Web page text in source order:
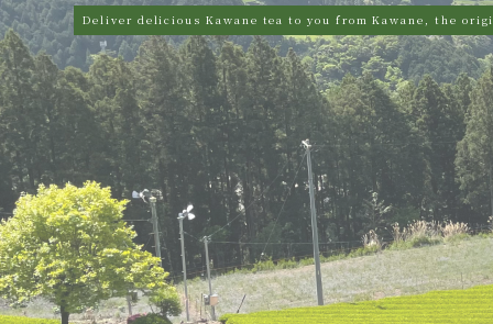
Deliver delicious Kawane tea to you from Kawane, the